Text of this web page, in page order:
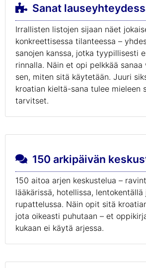
Sanat
Irrallisten listojen sijaan näet
konkreettisessa tilanteessa –
sanojen kanssa, jotka tyypillisesti
rinnalla. Näin et opi pelkkää sanaa
sen, miten sitä käytetään. Juuri
kroatian kieltä-sana tulee mieleen
tarvitset.
150 arkipäivän
150 aitoa arjen keskustelua –
lääkärissä, hotellissa, lentokentällä
rupattelussa. Näin opit sitä
jota oikeasti puhutaan – et
kukaan ei käytä arjessa.